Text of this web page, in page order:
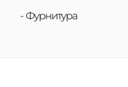
- Фурнитура